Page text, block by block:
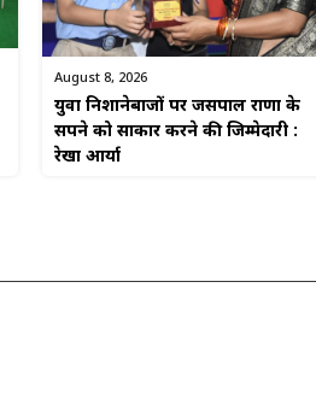
August 8, 2026
युवा निशानेबाजों पर जसपाल राणा के
सपने को साकार करने की जिम्मेदारी :
रेखा आर्या